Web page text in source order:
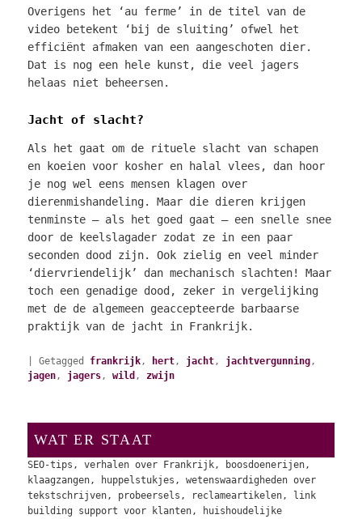
Overigens het ‘au ferme’ in de titel van de
video betekent ‘bij de sluiting’ ofwel het
efficiënt afmaken van een aangeschoten dier.
Dat is nog een hele kunst, die veel jagers
helaas niet beheersen.
Jacht of slacht?
Als het gaat om de rituele slacht van schapen
en koeien voor kosher en halal vlees, dan hoor
je nog wel eens mensen klagen over
dierenmishandeling. Maar die dieren krijgen
tenminste – als het goed gaat – een snelle snee
door de keelslagader zodat ze in een paar
seconden dood zijn. Ook zielig en veel minder
‘diervriendelijk’ dan mechanisch slachten! Maar
toch een genadige dood, zeker in vergelijking
met de de algemeen geaccepteerde barbaarse
praktijk van de jacht in Frankrijk.
|Getagged frankrijk, hert, jacht, jachtvergunning,
jagen, jagers,wild , zwijn
WAT ER STAAT
SEO-tips, verhalen over Frankrijk, boosdoenerijen,
klaagzangen, huppelstukjes, wetenswaardigheden over
tekstschrijven, probeersels, reclameartikelen, link
building support voor klanten, huishoudelijke